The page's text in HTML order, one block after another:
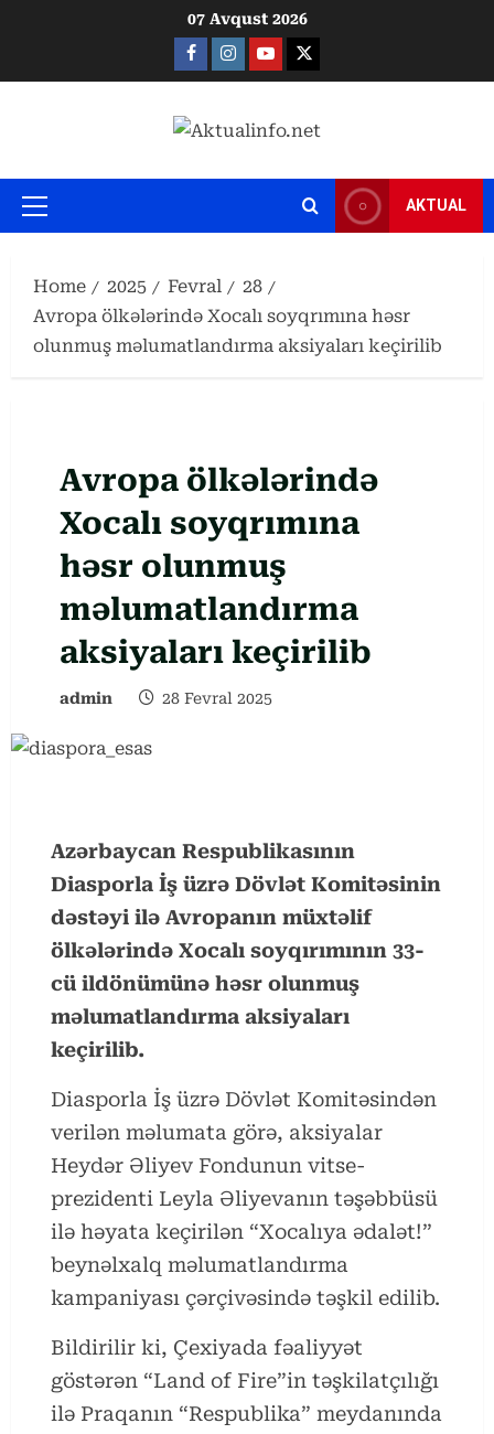
07 Avqust 2026
Facebook
Instagram
Youtube
X
Primary
AKTUAL
Home 2025 Fevral
28
Avropa ölkələrində Xocalı soyqrımına həsr
olunmuş məlumatlandırma aksiyaları keçirilib
Avropa ölkələrində
Xocalı soyqrımına
həsr olunmuş
məlumatlandırma
aksiyaları keçirilib
admin 28 Fevral 2025
Azərbaycan Respublikasının
Diasporla İş üzrə Dövlət Komitəsinin
dəstəyi ilə Avropanın müxtəlif
ölkələrində Xocalı soyqırımının 33-
cü ildönümünə həsr olunmuş
məlumatlandırma aksiyaları
keçirilib.
Diasporla İş üzrə Dövlət Komitəsindən
verilən məlumata görə, aksiyalar
Heydər Əliyev Fondunun vitse-
prezidenti Leyla Əliyevanın təşəbbüsü
ilə həyata keçirilən “Xocalıya ədalət!”
beynəlxalq məlumatlandırma
kampaniyası çərçivəsində təşkil edilib.
Bildirilir ki, Çexiyada fəaliyyət
göstərən “Land of Fire”in təşkilatçılığı
ilə Praqanın “Respublika” meydanında